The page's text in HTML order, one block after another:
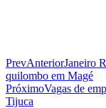
PrevAnteriorJaneiro
quilombo em Magé
PróximoVagas de
Tijuca